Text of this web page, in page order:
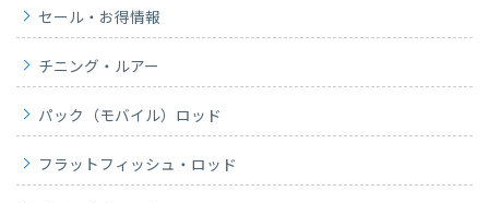
セール・お得情報
チニング・ルアー
パック（モバイル）ロッド
フラットフィッシュ・ロッド